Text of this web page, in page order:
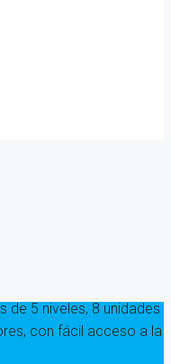
5 niveles, 8 unidades
con fácil acceso a la